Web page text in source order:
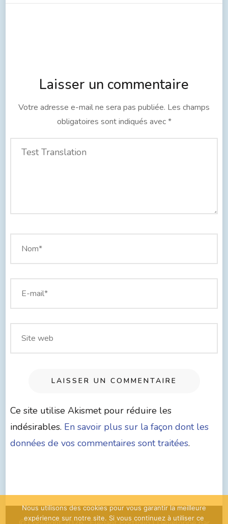
Laisser un commentaire
Votre adresse e-mail ne sera pas publiée. Les champs
obligatoires sont indiqués avec*
Ce site utilise Akismet pour réduire les
indésirables. En savoir plus sur la façon dont les
données de vos commentaires sont traitées.
Nous utilisons des cookies pour vous garantir la meilleure
expérience sur notre site. Si vous continuez à utiliser ce